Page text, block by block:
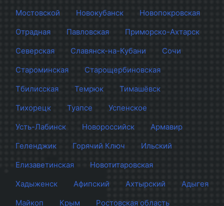
Мостовской
Новокубанск
Новопокровская
Отрадная
Павловская
Приморско-Ахтарск
Северская
Славянск-на-Кубани
Сочи
Староминская
Старощербиновская
Тбилисская
Темрюк
Тимашёвск
Тихорецк
Туапсе
Успенское
Усть-Лабинск
Новороссийск
Армавир
Геленджик
Горячий Ключ
Ильский
Елизаветинская
Новотитаровская
Хадыженск
Афипский Ахтырский
Адыгея
Майкоп
Крым Ростовская область